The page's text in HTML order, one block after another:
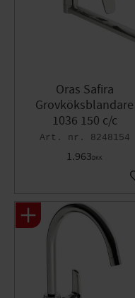
Oras Safira
Grovköksblandare
1036 150 c/c
8248154
1.963DKK